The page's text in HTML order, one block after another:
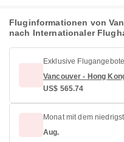
Fluginformationen von
nach Internationaler
Exklusive Flugangebote
Vancouver - Hong
US$ 565.74
Monat mit dem
Aug.